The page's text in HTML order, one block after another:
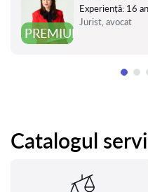
PREMIUM
Experiență: 16
Jurist, avocat
Catalogul